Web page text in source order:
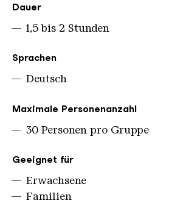
Dauer
1,5 bis 2 Stunden
Sprachen
Deutsch
Maximale Personenanzahl
30 Personen pro Gruppe
Geeignet für
Erwachsene
Familien